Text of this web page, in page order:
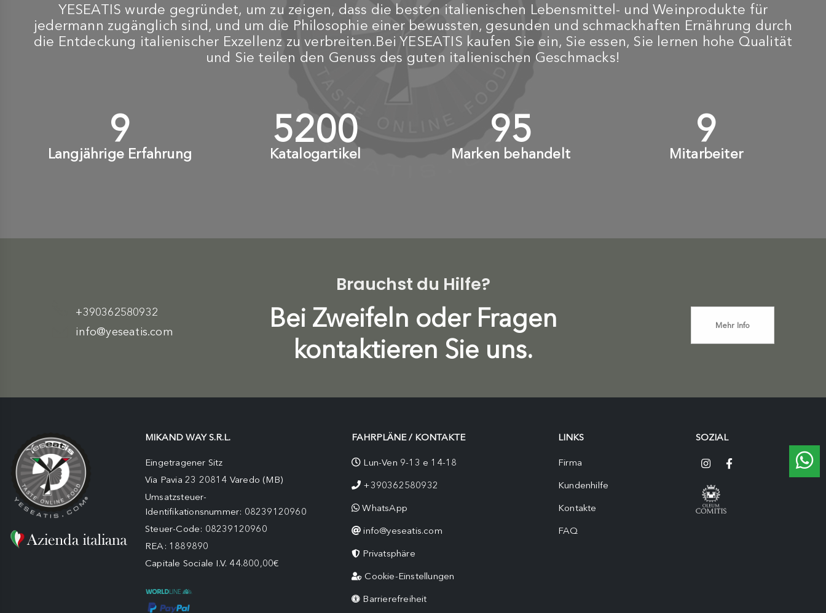
YESEATIS wurde gegründet, um zu zeigen, dass die besten italienischen Lebensmittel- und Weinprodukte für
jedermann zugänglich sind, und um die Philosophie einer bewussten, gesunden und schmackhaften Ernährung durch
die Entdeckung italienischer Exzellenz zu verbreiten.Bei YESEATIS kaufen Sie ein, Sie essen, Sie lernen hohe Qualität
und Sie teilen den Genuss des guten italienischen Geschmacks!
10+
Langjährige Erfahrung
6000+
Katalogartikel
110+
Marken behandelt
10+
Mitarbeiter
+390362580932
info@yeseatis.com
Brauchst du Hilfe?
Bei Zweifeln oder Fragen
kontaktieren Sie uns.
Mehr Info
MIKAND WAY S.R.L.
Eingetragener Sitz
Via Pavia 23 20814 Varedo (MB)
Umsatzsteuer-
Identifikationsnummer: 08239120960
Steuer-Code: 08239120960
REA: 1889890
Capitale Sociale I.V. 44.800,00€
FAHRPLÄNE / KONTAKTE
Lun-Ven 9-13 e 14-18
+390362580932
WhatsApp
info@yeseatis.com
Privatsphäre
Cookie-Einstellungen
Barrierefreiheit
LINKS
Firma
Kundenhilfe
Kontakte
FAQ
SOZIAL